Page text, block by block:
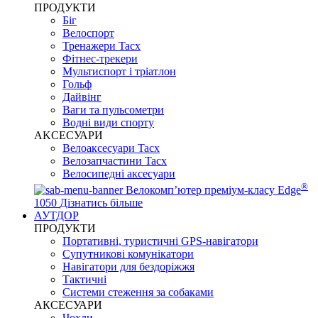
ПРОДУКТИ
Біг
Велоспорт
Тренажери Tacx
Фітнес-трекери
Мультиспорт і тріатлон
Гольф
Дайвінг
Ваги та пульсометри
Водні види спорту
AKCЕСУАРИ
Велоаксесуари Tacx
Велозапчастини Tacx
Велосипедні аксесуари
Велокомп’ютер преміум-класу Edge®
1050 Дізнатись більше
АУТДОР
ПРОДУКТИ
Портативні, туристичні GPS-навігатори
Супутникові комунікатори
Навігатори для бездоріжжя
Тактичні
Системи стеження за собаками
АКСЕСУАРИ